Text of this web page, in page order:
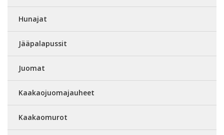
Hunajat
Jääpalapussit
Juomat
Kaakaojuomajauheet
Kaakaomurot